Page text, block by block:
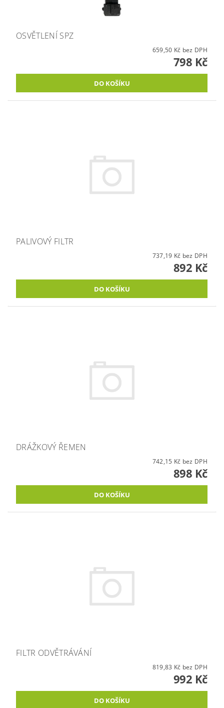
OSVĚTLENÍ SPZ
659,50 Kč bez DPH
798 Kč
PALIVOVÝ FILTR
737,19 Kč bez DPH
892 Kč
DRÁŽKOVÝ ŘEMEN
742,15 Kč bez DPH
898 Kč
FILTR ODVĚTRÁVÁNÍ
819,83 Kč bez DPH
992 Kč